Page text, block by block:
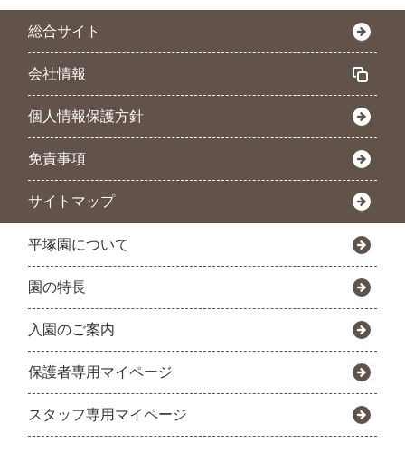
総合サイト
会社情報
個人情報保護方針
免責事項
サイトマップ
平塚園について
園の特長
入園のご案内
保護者専用マイページ
スタッフ専用マイページ